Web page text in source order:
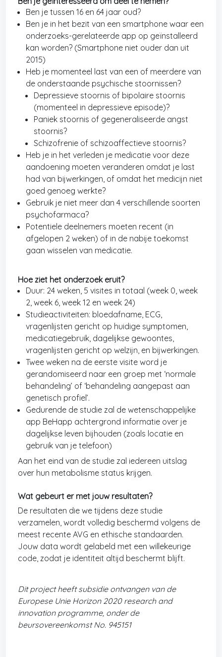
Ben je tussen 16 en 64 jaar oud?
Ben je in het bezit van een smartphone waar een
onderzoeks-gerelateerde app op geïnstalleerd
kan worden? (Smartphone niet ouder dan uit
2015)
Heb je momenteel last van een of meerdere van
de onderstaande psychische stoornissen?
Depressieve stoornis of bipolaire stoornis
(momenteel in depressieve episode)?
Paniek stoornis of gegeneraliseerde angst
stoornis?
Schizofrenie of schizoaffectieve stoornis?
Heb je in het verleden je medicatie voor deze
aandoening moeten veranderen omdat je last
had van bijwerkingen, of omdat het medicijn niet
goed genoeg werkte?
Gebruik je niet meer dan 4 verschillende soorten
psychofarmaca?
Potentiele deelnemers moeten recent (in
afgelopen 2 weken) of in de nabije toekomst
gaan wisselen van medicatie.
Hoe ziet het onderzoek eruit?
Duur: 24 weken, 5 visites in totaal (week 0, week
2, week 6, week 12 en week 24)
Studieactiviteiten: bloedafname, ECG,
vragenlijsten gericht op huidige symptomen,
medicatiegebruik, dagelijkse gewoontes,
vragenlijsten gericht op welzijn, en bijwerkingen.
Twee weken na de eerste visite word je
gerandomiseerd naar een groep met ‘normale
behandeling’ of ‘behandeling aangepast aan
genetisch profiel’.
Gedurende de studie zal de wetenschappelijke
app BeHapp achtergrond informatie over je
dagelijkse leven bijhouden (zoals locatie en
gebruik van je telefoon)
Aan het eind van de studie zal iedereen uitslag
over hun metabolisme status krijgen.
Wat gebeurt er met jouw resultaten?
De resultaten die we tijdens deze studie
verzamelen, wordt volledig beschermd volgens de
meest recente AVG en ethische standaarden.
Jouw data wordt gelabeld met een willekeurige
code, zodat je identiteit altijd beschermt blijft.
Dit project heeft subsidie ontvangen van de
Europese Unie Horizon 2020 research and
innovation programme, onder de
beursovereenkomst No. 945151